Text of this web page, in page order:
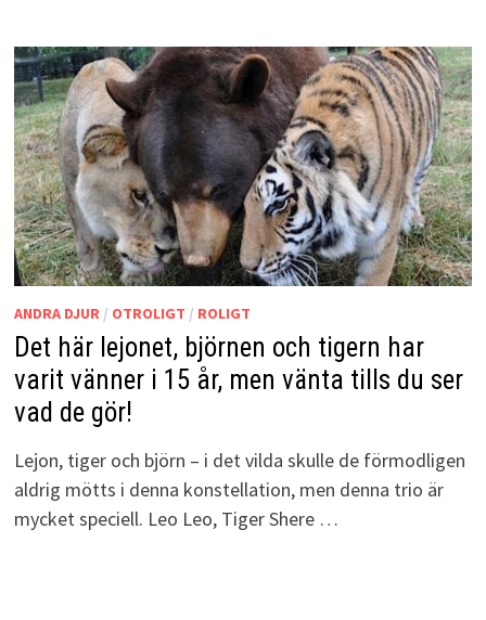
ANDRA DJUR/ OTROLIGT / ROLIGT
Det här lejonet, björnen och tigern har
varit vänner i 15 år, men vänta tills du ser
vad de gör!
Lejon, tiger och björn – i det vilda skulle de förmodligen
aldrig mötts i denna konstellation, men denna trio är
mycket speciell. Leo Leo, Tiger Shere …